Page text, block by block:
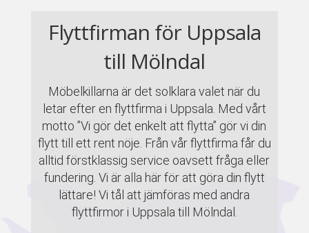
Flyttfirman för Uppsala
till Mölndal
Möbelkillarna är det solklara valet när du
letar efter en flyttfirma i Uppsala. Med vårt
motto ”Vi gör det enkelt att flytta” gör vi din
flytt till ett rent nöje. Från vår flyttfirma får du
alltid förstklassig service oavsett fråga eller
fundering. Vi är alla här för att göra din flytt
lättare! Vi tål att jämföras med andra
flyttfirmor i Uppsala till Mölndal.